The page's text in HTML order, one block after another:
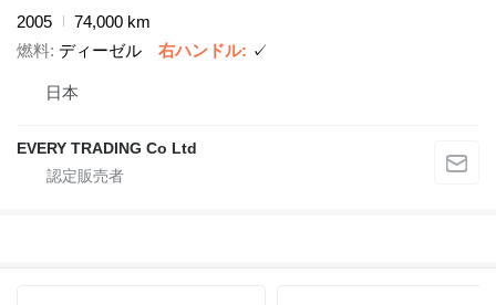
2005
74,000 km
燃料 ディーゼル 右ハンドル ✓
日本
EVERY TRADING Co Ltd